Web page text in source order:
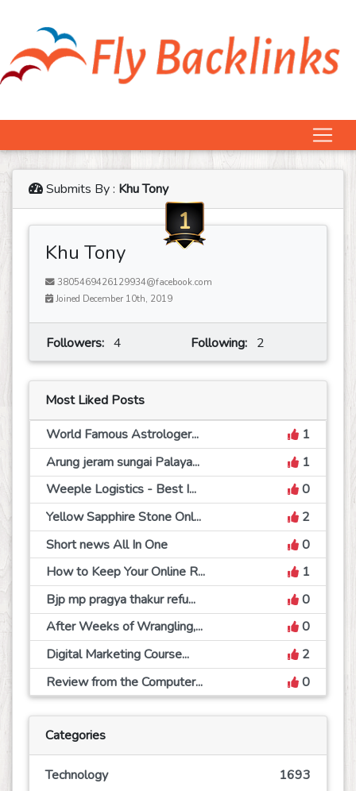
Submits By : Khu Tony
1
Khu Tony
3805469426129934@facebook.com
Joined December 10th, 2019
Followers: 4 Following: 2
Most Liked Posts
World Famous Astrologer...
1
Arung jeram sungai Palaya...
1
Weeple Logistics - Best I...
0
Yellow Sapphire Stone Onl...
2
Short news All In One
0
How to Keep Your Online R...
1
Bjp mp pragya thakur refu...
0
After Weeks of Wrangling,...
0
Digital Marketing Course...
2
Review from the Computer...
0
Categories
Technology
1693